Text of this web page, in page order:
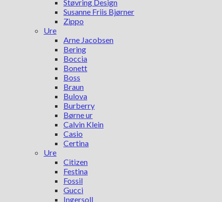
Støvring Design
Susanne Friis Bjørner
Zippo
Ure
Arne Jacobsen
Bering
Boccia
Bonett
Boss
Braun
Bulova
Burberry
Børne ur
Calvin Klein
Casio
Certina
Ure
Citizen
Festina
Fossil
Gucci
Ingersoll